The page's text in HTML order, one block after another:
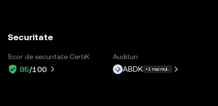
Securitate
Scor de securitate CertiK
95/100
Audituri
ABDK +1 mai multe